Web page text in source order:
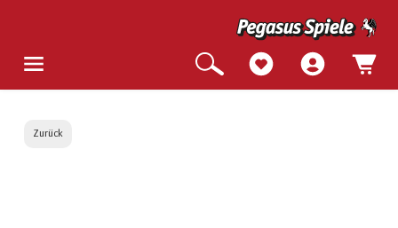
Zurück